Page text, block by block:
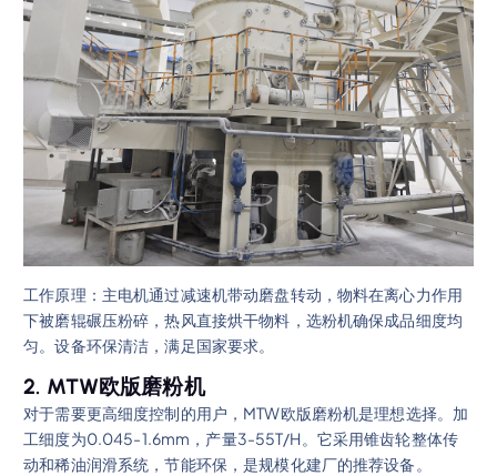
工作原理：主电机通过减速机带动磨盘转动，物料在离心力作用
下被磨辊碾压粉碎，热风直接烘干物料，选粉机确保成品细度均
匀。设备环保清洁，满足国家要求。
2. MTW欧版磨粉机
对于需要更高细度控制的用户，MTW欧版磨粉机是理想选择。加
工细度为0.045-1.6mm，产量3-55T/H。它采用锥齿轮整体传
动和稀油润滑系统，节能环保，是规模化建厂的推荐设备。